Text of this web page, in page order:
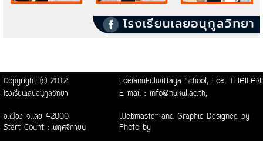
Copyright (c) 2012
Loeianukulwittaya School, Loei
โรงเรียนเลยอนุกูลวิทยา
E-mail : info@nukul.ac.th,
อ.เมือง จ.เลย 42000
Start Count : พฤศจิกายน
Webmaster and Graphic Designed by
Photo by